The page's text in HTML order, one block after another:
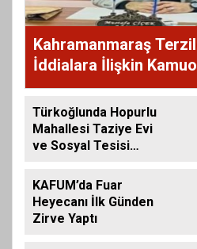
Kahramanmaraş
İddialara İlişkin
Türkoğlunda Hopurlu
Mahallesi Taziye Evi
ve Sosyal Tesisi
KAFUM’da Fuar
Heyecanı İlk Günden
Zirve Yaptı